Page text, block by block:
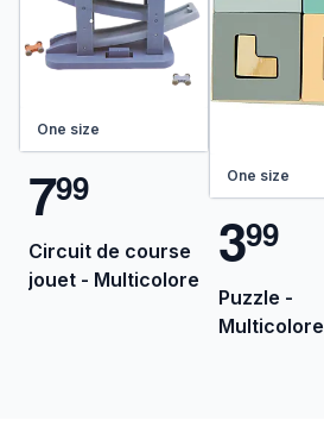
One size
799
Circuit de course
jouet - Multicolore
One size
399
Puzzle -
Multicolore